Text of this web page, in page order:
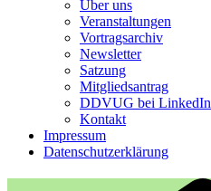
Über uns
Veranstaltungen
Vortragsarchiv
Newsletter
Satzung
Mitgliedsantrag
DDVUG bei LinkedIn
Kontakt
Impressum
Datenschutzerklärung